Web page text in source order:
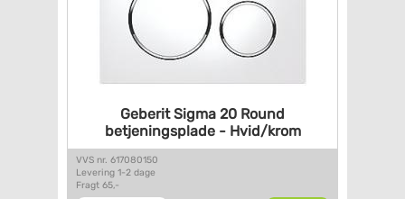
Geberit Sigma 20 Round
betjeningsplade - Hvid/krom
VVS nr. 617080150
Levering 1-2 dage
Fragt 65,-